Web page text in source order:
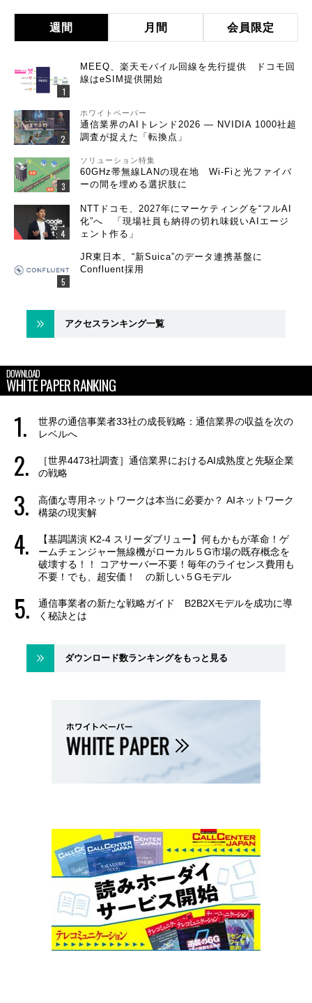
週間 月間 会員限定
MEEQ、楽天モバイル回線を先行提供 ドコモ回
線はeSIM提供開始
ホワイトペーパー
通信業界のAIトレンド2026 ― NVIDIA 1000社超
調査が捉えた「転換点」
ソリューション特集
60GHz帯無線LANの現在地 Wi-Fiと光ファイバ
ーの間を埋める選択肢に
NTTドコモ、2027年にマーケティングを“フルAI
化”へ 「現場社員も納得の切れ味鋭いAIエージ
ェント作る」
JR東日本、“新Suica”のデータ連携基盤に
Confluent採用
アクセスランキング一覧
DOWNLOAD
WHITE PAPER RANKING
世界の通信事業者33社の成長戦略：通信業界の収益を次の
レベルへ
［世界4473社調査］通信業界におけるAI成熟度と先駆企業
の戦略
高価な専用ネットワークは本当に必要か？ AIネットワーク
構築の現実解
【基調講演 K2-4 スリーダブリュー】何もかもが革命！ゲ
ームチェンジャー無線機がローカル５G市場の既存概念を
破壊する！！ コアサーバー不要！毎年のライセンス費用も
不要！でも、超安価！ の新しい５Gモデル
通信事業者の新たな戦略ガイド B2B2Xモデルを成功に導
く秘訣とは
ダウンロード数ランキングをもっと見る